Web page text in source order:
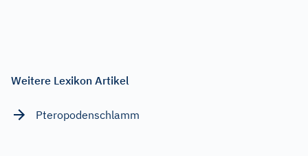
Weitere Lexikon Artikel
Pteropodenschlamm